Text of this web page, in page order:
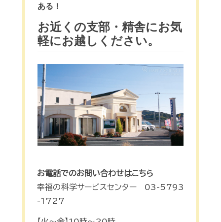
ある！
お近くの支部・精舎にお気
軽にお越しください。
お電話でのお問い合わせはこちら
幸福の科学サービスセンター 03-5793
-1727